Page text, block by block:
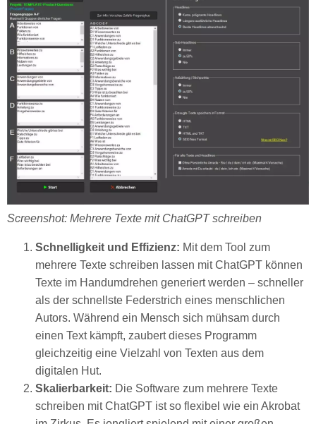
Screenshot: Mehrere Texte mit ChatGPT schreiben
Schnelligkeit und Effizienz: Mit dem Tool zum
mehrere Texte schreiben lassen mit ChatGPT können
Texte im Handumdrehen generiert werden – schneller
als der schnellste Federstrich eines menschlichen
Autors. Während ein Mensch sich mühsam durch
einen Text kämpft, zaubert dieses Programm
gleichzeitig eine Vielzahl von Texten aus dem
digitalen Hut.
Skalierbarkeit: Die Software zum mehrere Texte
schreiben mit ChatGPT ist so flexibel wie ein Akrobat